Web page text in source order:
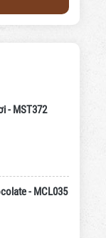
- MST372
- MCL035